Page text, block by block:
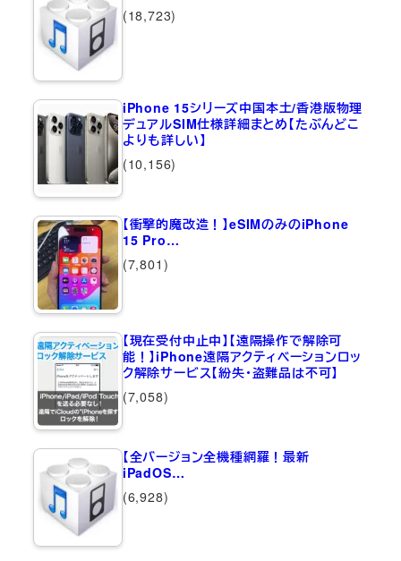
(18,723)
iPhone 15シリーズ中国本土/香港版物理
デュアルSIM仕様詳細まとめ【たぶんどこ
よりも詳しい】
(10,156)
【衝撃的魔改造！】eSIMのみのiPhone
15 Pro…
(7,801)
【現在受付中止中】【遠隔操作で解除可
能！】iPhone遠隔アクティベーションロッ
ク解除サービス【紛失・盗難品は不可】
(7,058)
【全バージョン全機種網羅！最新
iPadOS…
(6,928)